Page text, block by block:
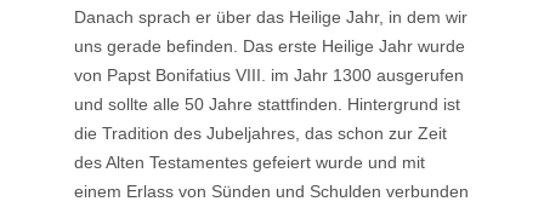
Danach sprach er über das Heilige Jahr, in dem wir
uns gerade befinden. Das erste Heilige Jahr wurde
von Papst Bonifatius VIII. im Jahr 1300 ausgerufen
und sollte alle 50 Jahre stattfinden. Hintergrund ist
die Tradition des Jubeljahres, das schon zur Zeit
des Alten Testamentes gefeiert wurde und mit
einem Erlass von Sünden und Schulden verbunden